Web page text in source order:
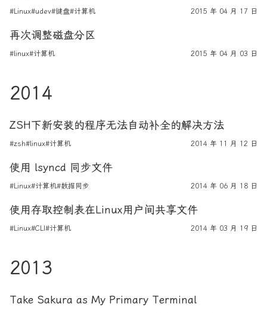
#Linux#udev#键盘#计算机 2015 年 04 月 17 日
再次调整磁盘分区
#linux#计算机 2015 年 04 月 03 日
2014
ZSH下新安装的程序无法自动补全的解决方法
#zsh#linux#计算机 2014 年 11 月 12 日
使用 lsyncd 同步文件
#Linux#计算机#数据同步 2014 年 06 月 18 日
使用存取控制表在Linux用户间共享文件
#Linux#CLI #计算机 2014 年 03 月 19 日
2013
Take Sakura as My Primary Terminal